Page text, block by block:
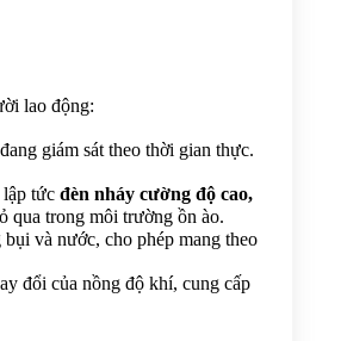
lao động:
giám sát theo thời gian thực.
tức đèn nháy cường độ cao,
qua trong môi trường ồn ào.
và nước, cho phép mang theo
đổi của nồng độ khí, cung cấp